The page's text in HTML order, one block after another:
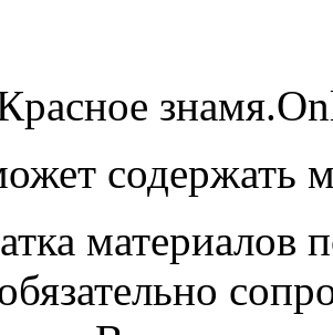
содержать
материалов